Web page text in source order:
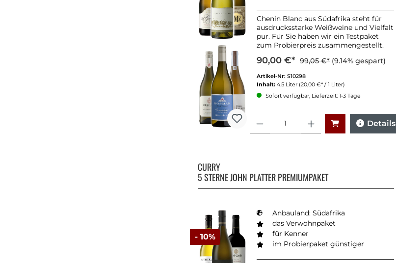
Chenin Blanc aus Südafrika steht für
ausdrucksstarke Weißweine und Vielfalt
pur. Für Sie haben wir ein Testpaket
zum Probierpreis zusammengestellt.
90,00 €* 99,05 €* (9.14% gespart)
Artikel-Nr: S10298
Inhalt: 4.5 Liter (20,00 €* / 1 Liter)
Sofort verfügbar, Lieferzeit: 1-3 Tage
Details
- 10%
CURRY
5 STERNE JOHN PLATTER PREMIUMPAKET
Anbauland: Südafrika
das Verwöhnpaket
für Kenner
im Probierpaket günstiger